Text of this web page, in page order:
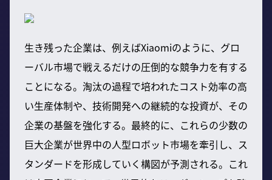
生き残った企業は、例えばXiaomiのように、グロ
ーバル市場で戦えるだけの圧倒的な競争力を有する
ことになる。淘汰の過程で培われたコスト効率の高
い生産体制や、技術開発への継続的な投資が、その
企業の基盤を強化する。最終的に、これらの少数の
巨大企業が世界中の人型ロボット市場を牽引し、ス
タンダードを形成していく構図が予測される。これ